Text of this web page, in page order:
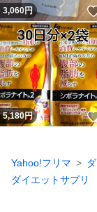
3,060円
5,180円
Yahoo!フリマ
ダイエットサプリ